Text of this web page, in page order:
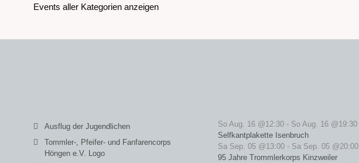
Events aller Kategorien anzeigen
Ausflug der Jugendlichen
Tommler-, Pfeifer- und Fanfarencorps
Höngen e.V. Logo
So Aug. 16 @12:30 - So Aug. 16 @19:30
Selfkantplakette Isenbruch
Sa Sep. 05 @13:00 - Sa Sep. 05 @20:00
95 Jahre Trommlerkorps Kinzweiler